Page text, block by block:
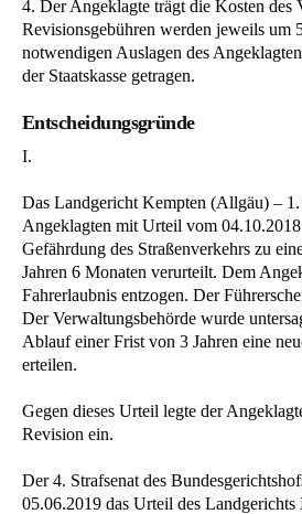
4. Der Angeklagte trägt die Kosten des
Revisionsgebühren werden jeweils um
notwendigen Auslagen des
der Staatskasse getragen.
Entscheidungsgründe
I.
Das Landgericht Kempten (Allgäu) – 1.
Angeklagten mit Urteil vom
Gefährdung des Straßenverkehrs zu
Jahren 6 Monaten verurteilt. Dem
Fahrerlaubnis entzogen. Der
Der Verwaltungsbehörde wurde
Ablauf einer Frist von 3 Jahren eine
erteilen.
Gegen dieses Urteil legte der
Revision ein.
Der 4. Strafsenat des
05.06.2019 das Urteil des